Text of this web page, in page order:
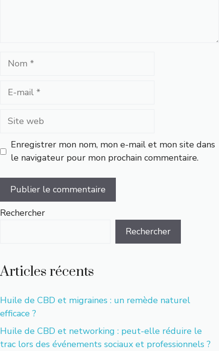
Nom
Site
Enregistrer mon nom, mon e-mail et mon site dans
le navigateur pour mon prochain commentaire.
Rechercher
Rechercher
Articles récents
Huile de CBD et migraines : un remède naturel
efficace ?
Huile de CBD et networking : peut-elle réduire le
trac lors des événements sociaux et professionnels ?